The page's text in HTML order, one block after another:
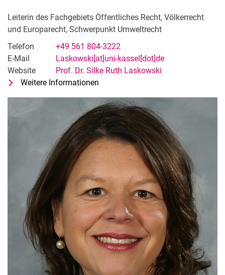
Studentische Hilfskräfte
Leiterin des Fachgebiets Öffentliches Recht, Völkerrecht
und Europarecht, Schwerpunkt Umweltrecht
Telefon
+49 561 804-3222
E-Mail
Laskowski[at]uni-kassel[dot]de
Website
Prof. Dr. Silke Ruth Laskowski
Weitere Informationen